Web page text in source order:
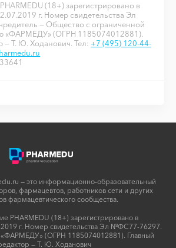
(18+) зарегистрировано в
г. Номер свидетельства Эл
— Общество с ограниченной
«ФАРМЕДУ» (ОГРН 1185074012881).
— Т. Ю. Ходанович. Тел: +7 (495) 120-44-
— это информационно-образовательный
фармацевтов, работников сети и других
фармацевтического сообщества.
PHARMEDU (18+) зарегистрировано в
г. Номер свидетельства Эл №ФС77-76297.
(ОГРН 1185074012881). Главный
— Т. Ю. Ходанович